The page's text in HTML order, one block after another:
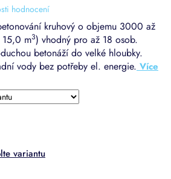
kruhový o objemu 3000 až
15,0 m3) vhodný pro až 18 osob.
betonáží do velké hloubky.
vody bez potřeby el. energie.
hodnocení
variantu